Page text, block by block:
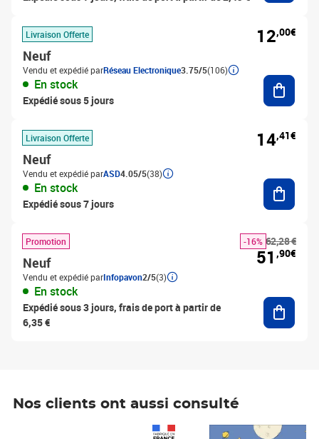
Livraison Offerte
Neuf
Vendu et expédié parRéseau Electronique3.75/5(106)
En stock
Expédié sous 5 jours
12,00€
Livraison Offerte
Neuf
Vendu et expédié parASD4.05/5(38)
En stock
Expédié sous 7 jours
14,41€
Promotion
Neuf
Vendu et expédié parInfopavon2/5(3)
En stock
Expédié sous 3 jours, frais de port à partir de
6,35 €
62,28 €
-16%
51 ,90€
Nos clients ont aussi consulté
Prix 7,50€